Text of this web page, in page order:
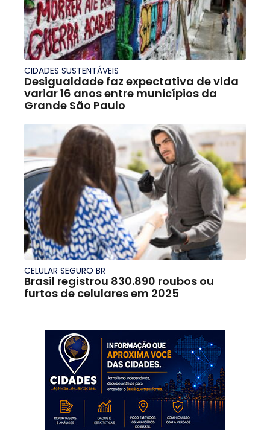
CIDADES SUSTENTÁVEIS
Desigualdade faz expectativa de vida
variar 16 anos entre municípios da
Grande São Paulo
CELULAR SEGURO BR
Brasil registrou 830.890 roubos ou
furtos de celulares em 2025